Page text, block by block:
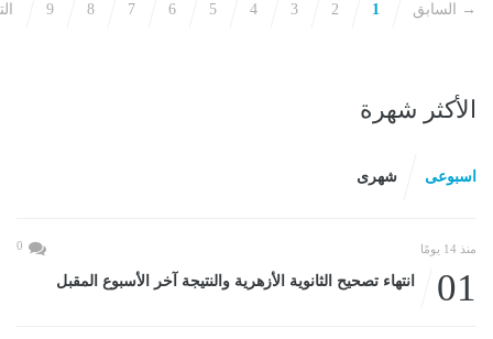
→ السابق 1
2
3
4
5
6
7
8
9
الأكثر شهرة
اسبوعى شهرى
منذ 14 يومًا 0
01 انتهاء تصحيح الثانوية الأزهرية والنتيجة آخر الأسبوع المقبل